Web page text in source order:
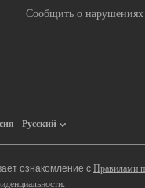
Сообщить о нарушениях
- Русский
ознакомление с Правилами
.